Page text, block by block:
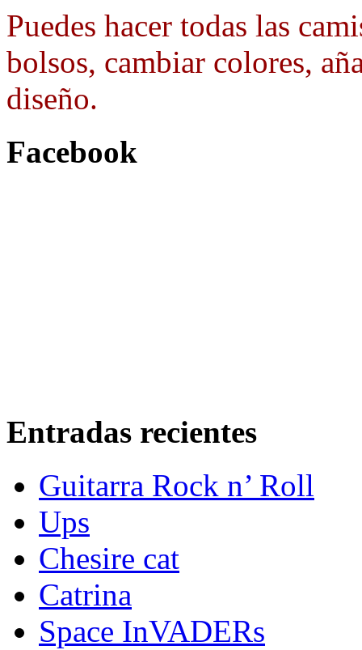
Puedes hacer todas las
bolsos, cambiar colores,
diseño.
Facebook
Entradas recientes
Guitarra Rock n’ Roll
Ups
Chesire cat
Catrina
Space InVADERs